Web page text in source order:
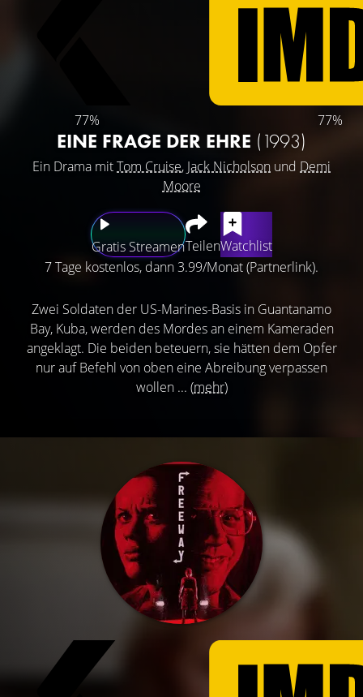
77% 77%
EINE FRAGE DER EHRE (1993)
Ein Drama mitTom Cruise, Jack Nicholson und Demi
Moore
Gratis StreamenTeilenWatchlist
7 Tage kostenlos, dann 3.99/Monat (Partnerlink).
Zwei Soldaten der US-Marines-Basis in Guantanamo
Bay, Kuba, werden des Mordes an einem Kameraden
angeklagt. Die beiden beteuern, sie hätten dem Opfer
nur auf Befehl von oben eine Abreibung verpassen
wollen ... (mehr)